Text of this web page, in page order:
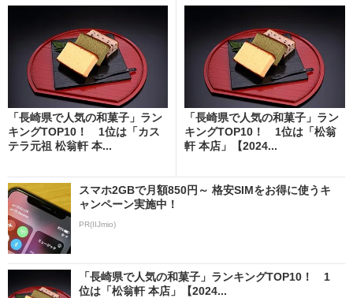
「長崎県で人気の和菓子」ラン
キングTOP10！ 1位は「カス
テラ元祖 松翁軒 本...
「長崎県で人気の和菓子」ラン
キングTOP10！ 1位は「松翁
軒 本店」【2024...
スマホ2GBで月額850円～ 格安SIMをお得に使うキ
ャンペーン実施中！
PR(IIJmio)
「長崎県で人気の和菓子」ランキングTOP10！ 1
位は「松翁軒 本店」【2024...